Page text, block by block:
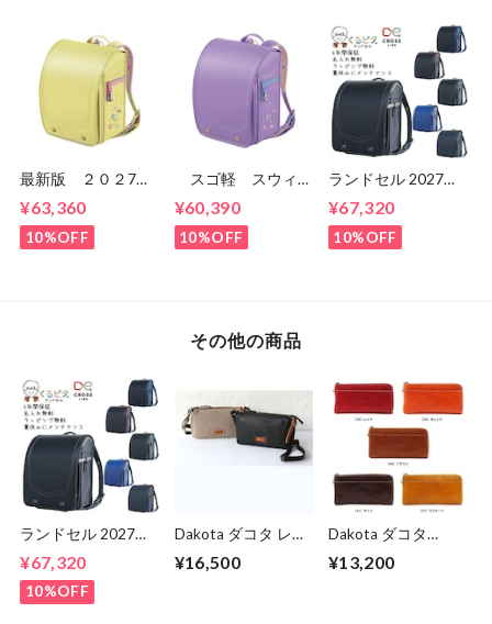
ドセル ６年間保
証 送料無料
ト
最新版 ２０２7
ート スウィーツ
CB24G02 女の
子 セイバンのラン
¥63,360
10%OFF
スゴ軽 スウィー
CB24G02 女の
子 セイバンのラン
ドセル ６年間保
¥60,390
10%OFF
ランドセル 2027年
ンク くるピタラン
ドセル 1kh8680k
¥67,320
10%OFF
その他の商品
ランドセル 2027年
ンク くるピタラン
ドセル 1kh8680k
¥67,320
10%OFF
Dakota ダコタ レデ
ニショルダーバッグ
¥16,500
Dakota ダコタ
長財布 財布 レディ
¥13,200